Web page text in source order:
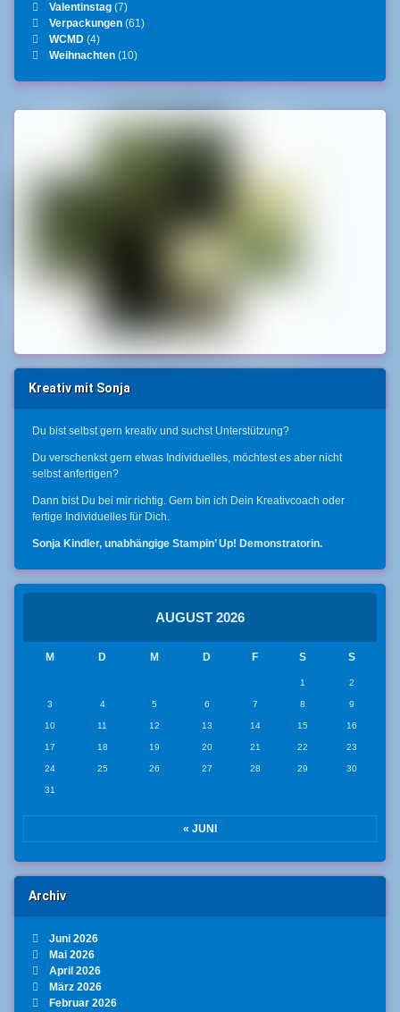
Valentinstag(7)
Verpackungen(61)
WCMD(4)
Weihnachten(10)
Kreativ mit Sonja
Du bist selbst gern kreativ und suchst Unterstützung?
Du verschenkst gern etwas Individuelles, möchtest es aber nicht
selbst anfertigen?
Dann bist Du bei mir richtig. Gern bin ich Dein Kreativcoach oder
fertige Individuelles für Dich.
Sonja Kindler, unabhängige Stampin’ Up! Demonstratorin.
AUGUST 2026
M D M D F S S
1 2
3 4 5 6 7 8 9
10 11 12 13 14 15 16
17 18 19 20 21 22 23
24 25 26 27 28 29 30
31
« JUNI
Archiv
Juni 2026
Mai 2026
April 2026
März 2026
Februar 2026